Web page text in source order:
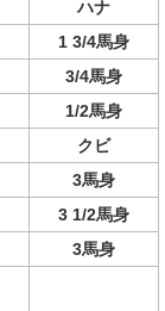
ハナ
1 3/4馬身
3/4馬身
1/2馬身
クビ
3馬身
3 1/2馬身
3馬身